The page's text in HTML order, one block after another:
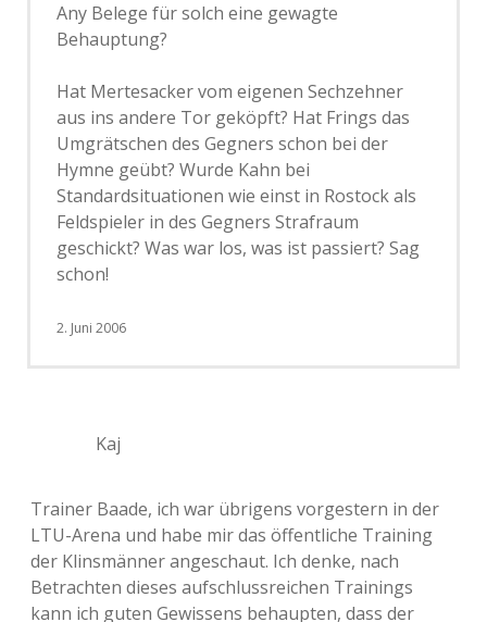
Any Belege für solch eine gewagte
Behauptung?
Hat Mertesacker vom eigenen Sechzehner
aus ins andere Tor geköpft? Hat Frings das
Umgrätschen des Gegners schon bei der
Hymne geübt? Wurde Kahn bei
Standardsituationen wie einst in Rostock als
Feldspieler in des Gegners Strafraum
geschickt? Was war los, was ist passiert? Sag
schon!
2. Juni 2006
Kaj
Trainer Baade, ich war übrigens vorgestern in der
LTU-Arena und habe mir das öffentliche Training
der Klinsmänner angeschaut. Ich denke, nach
Betrachten dieses aufschlussreichen Trainings
kann ich guten Gewissens behaupten, dass der